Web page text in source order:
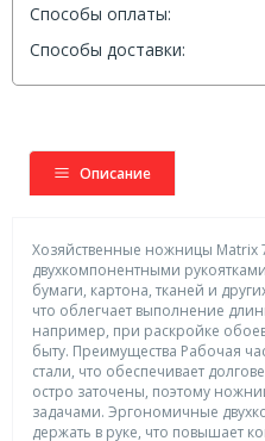
Способы оплаты:
Способы доставки:
Описание
Хозяйственные ножницы Matrix
двухкомпонентными
бумаги, картона, тканей и
что облегчает выполнение
например, при раскройке
быту. Преимущества Рабочая
стали, что обеспечивает
остро заточены, поэтому
задачами. Эргономичные
держать в руке, что повышает